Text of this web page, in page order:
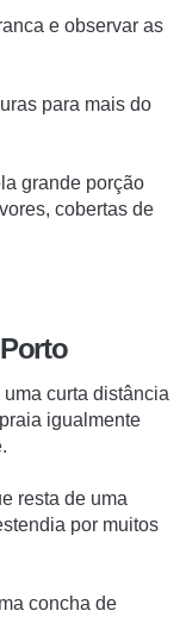
e observar as
para mais do
grande porção
cobertas de
curta distância
igualmente
resta de uma
por muitos
concha de